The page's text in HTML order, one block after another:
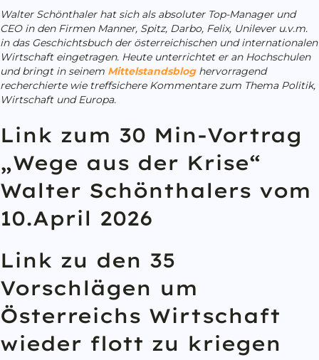
Walter Schönthaler hat sich als absoluter Top-Manager und
CEO in den Firmen Manner, Spitz, Darbo, Felix, Unilever u.v.m.
in das Geschichtsbuch der österreichischen und internationalen
Wirtschaft eingetragen. Heute unterrichtet er an Hochschulen
und bringt in seinem Mittelstandsbloghervorragend
recherchierte wie treffsichere Kommentare zum Thema Politik,
Wirtschaft und Europa.
Link zum 30 Min-Vortrag
„Wege aus der Krise“
Walter Schönthalers vom
10.April 2026
Link zu den 35
Vorschlägen um
Österreichs Wirtschaft
wieder flott zu kriegen